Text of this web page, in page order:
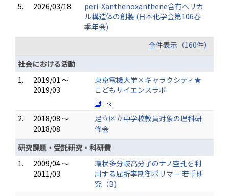
5.
2026/03/18
peri-Xanthenoxanthene含有ヘリカ
ル構造体の創製 (日本化学会第106春
季年会)
全件表示（160件）
社会における活動
1.
2019/01 ～
2019/03
東京電機大学×ギャラクシティ★
こどもサイエンスラボ
2.
2018/08 ～
2018/08
足立区立中学校教員対象の理科研
修会
研究課題・受託研究・科研費
1.
2009/04 ～
2011/03
環状多分岐高分子のナノ空孔を利
用する屈折率制御ポリマー 若手研
究（B)